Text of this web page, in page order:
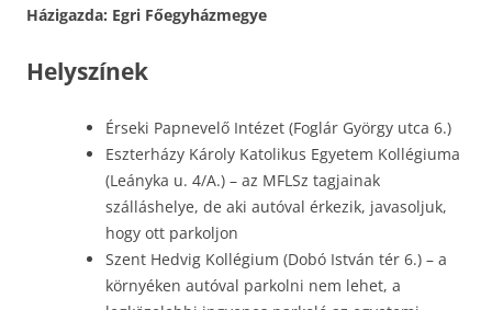
Házigazda: Egri Főegyházmegye
Helyszínek
Érseki Papnevelő Intézet (Foglár György utca 6.)
Eszterházy Károly Katolikus Egyetem Kollégiuma
(Leányka u. 4/A.) – az MFLSz tagjainak
szálláshelye, de aki autóval érkezik, javasoljuk,
hogy ott parkoljon
Szent Hedvig Kollégium (Dobó István tér 6.) – a
környéken autóval parkolni nem lehet, a